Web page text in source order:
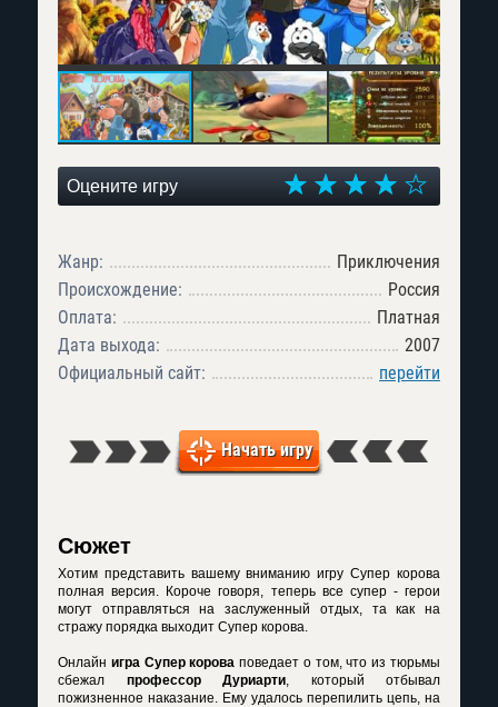
Оцените игру
Жанр:
Приключения
Происхождение:
Россия
Оплата:
Платная
Дата выхода:
2007
Официальный сайт:
перейти
Начать игру
Сюжет
Хотим представить вашему вниманию игруСупер корова
полная версия. Короче говоря, теперь все супер - герои
могут отправляться на заслуженный отдых, та как на
стражу порядка выходит Супер корова.
Онлайн игра Супер корова поведает о том, что из тюрьмы
сбежал профессор Дуриарти, который отбывал
пожизненное наказание. Ему удалось перепилить цепь, на